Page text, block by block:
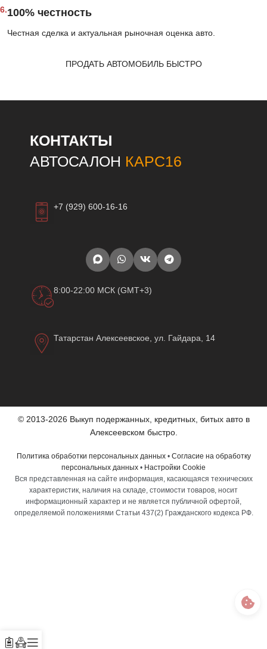
6.100% честность
Честная сделка и актуальная рыночная оценка авто.
ПРОДАТЬ АВТОМОБИЛЬ БЫСТРО
КОНТАКТЫ
АВТОСАЛОН КАРС16
+7 (929) 600-16-16
8:00-22:00 МСК (GMT+3)
Татарстан Алексеевское, ул. Гайдара, 14
© 2013-2026 Выкуп подержанных, кредитных, битых авто в
Алексеевском быстро.
Политика обработки персональных данных• Согласие на обработку
персональных данных • Настройки Cookie
Вся представленная на сайте информация, касающаяся технических
характеристик, наличия на складе, стоимости товаров, носит
информационный характер и не является публичной офертой,
определяемой положениями Статьи 437(2) Гражданского кодекса РФ.